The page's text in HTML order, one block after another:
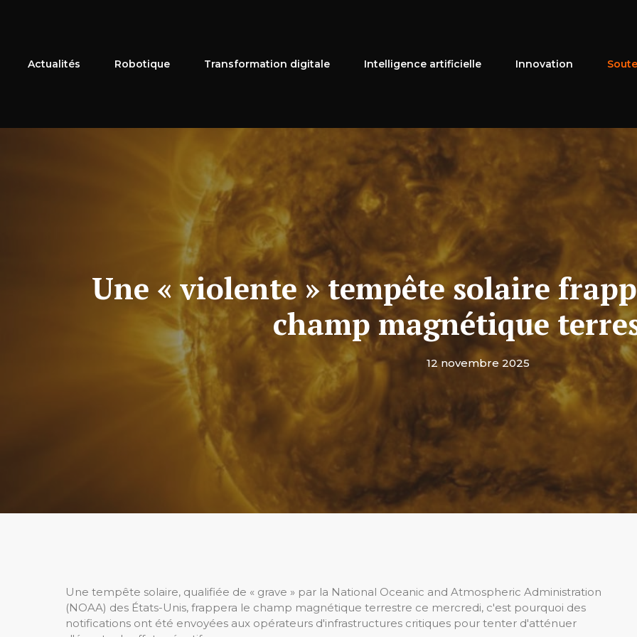
Actualités Robotique Transformation digitale Intelligence artificielle Innovation
Une « violente » tempête solaire
champ magnétique
12 novembre 2025
Une tempête solaire, qualifiée de « grave » par la National Oceanic and Atmospheric Administration
(NOAA) des États-Unis, frappera le champ magnétique terrestre ce mercredi, c'est pourquoi des
notifications ont été envoyées aux opérateurs d'infrastructures critiques pour tenter d'atténuer